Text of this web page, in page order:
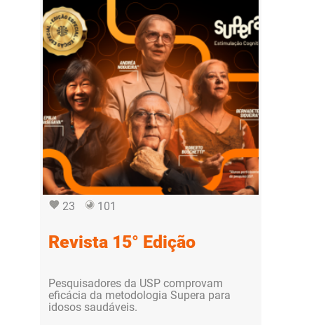
23 101
Revista 15° Edição
Pesquisadores da USP comprovam
eficácia da metodologia Supera para
idosos saudáveis.